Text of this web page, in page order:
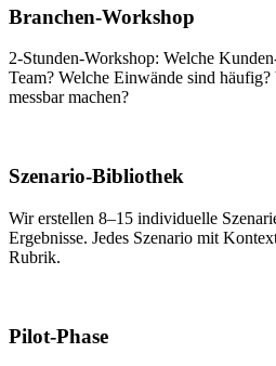
Branchen-Workshop
2-Stunden-Workshop: Welche
Team? Welche Einwände sind
messbar machen?
Szenario-Bibliothek
Wir erstellen 8–15 individuelle
Ergebnisse. Jedes Szenario mit
Rubrik.
Pilot-Phase